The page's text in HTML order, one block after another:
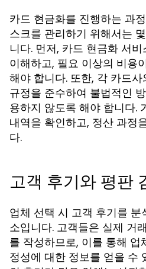
카드 현금화를 진행하는 과
스크를 관리하기 위해서는
니다. 먼저, 카드 현금화 서
이해하고, 필요 이상의 비용
해야 합니다. 또한, 각 카드
규정을 준수하여 불법적인
용하지 않도록 해야 합니다.
내역을 확인하고, 정산 과정
다.
고객 후기와 평판
업체 선택 시 고객 후기를
소입니다. 고객들은 실제 거
를 작성하므로, 이를 통해
정성에 대한 정보를 얻을 수